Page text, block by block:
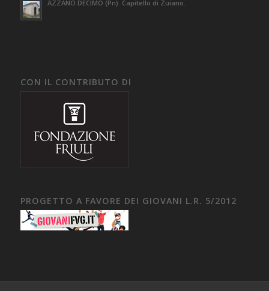
AZZANO DECIMO (Pn). Capitello di Zuiano.
CON IL CONTRIBUTO DI
PROGETTO A FAVORE DEI GIOVANI L.R. 5/2012